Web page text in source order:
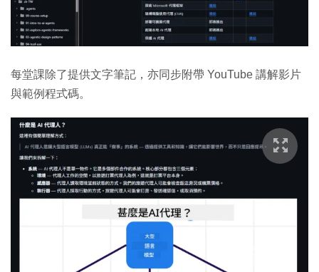
每堂課除了提供文字筆記，亦同步附帶 YouTube 講解影片
與範例程式碼。